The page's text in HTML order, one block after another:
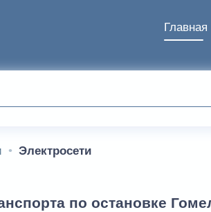
Главная
Электросети
по остановке